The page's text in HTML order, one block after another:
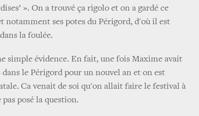
». On a trouvé ça rigolo et on a gardé ce
notamment ses potes du Périgord, d'où il est
la foulée.
simple évidence. En fait, une fois Maxime avait
le Périgord pour un nouvel an et on est
Ca venait de soi qu'on allait faire le festival à
posé la question.